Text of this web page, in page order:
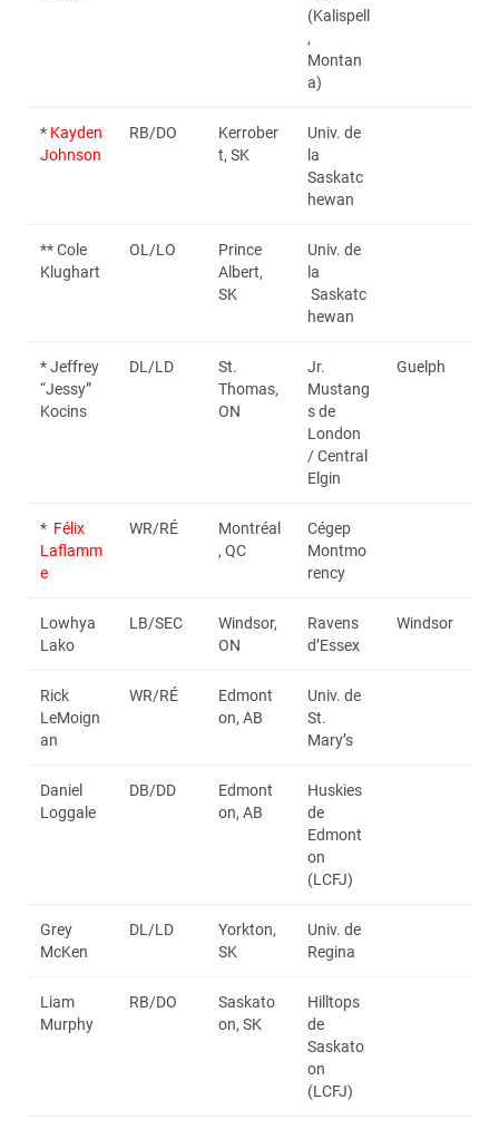
(Kalispell
,
Montan
a)
* Kayden
Johnson
RB/DO
Kerrober
t, SK
Univ. de
la
Saskatc
hewan
** Cole
Klughart
OL/LO
Prince
Albert,
SK
Univ. de
la
Saskatc
hewan
* Jeffrey
“Jessy”
Kocins
DL/LD
St.
Thomas,
ON
Jr.
Mustang
s de
London
/ Central
Elgin
Guelph
* Félix
Laflamm
e
WR/RÉ
Montréal
, QC
Cégep
Montmo
rency
Lowhya
Lako
LB/SEC
Windsor,
ON
Ravens
d’Essex
Windsor
Rick
LeMoign
an
WR/RÉ
Edmont
on, AB
Univ. de
St.
Mary’s
Daniel
Loggale
DB/DD
Edmont
on, AB
Huskies
de
Edmont
on
(LCFJ)
Grey
McKen
DL/LD
Yorkton,
SK
Univ. de
Regina
Liam
Murphy
RB/DO
Saskato
on, SK
Hilltops
de
Saskato
on
(LCFJ)